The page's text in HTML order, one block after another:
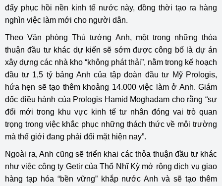
đẩy phục hồi nền kinh tế nước này, đồng thời tạo ra hàng
nghìn việc làm mới cho người dân.
Theo Văn phòng Thủ tướng Anh, một trong những thỏa
thuận đầu tư khác dự kiến sẽ sớm được công bố là dự án
xây dựng các nhà kho “không phát thải”, nằm trong kế hoạch
đầu tư 1,5 tỷ bảng Anh của tập đoàn đầu tư Mỹ Prologis,
hứa hẹn sẽ tạo thêm khoảng 14.000 việc làm ở Anh. Giám
đốc điều hành của Prologis Hamid Moghadam cho rằng “sự
đổi mới trong khu vực kinh tế tư nhân đóng vai trò quan
trọng trong việc khắc phục những thách thức về môi trường
mà thế giới đang phải đối mặt hiện nay”.
Ngoài ra, Anh cũng sẽ triển khai các thỏa thuận đầu tư khác
như việc công ty Getir của Thổ Nhĩ Kỳ mở rộng dịch vụ giao
hàng tạp hóa “bền vững” khắp nước Anh và sẽ tạo thêm